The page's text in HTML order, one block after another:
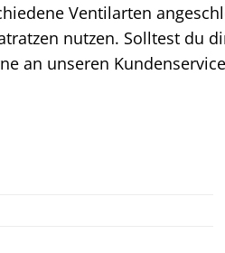
Ventilarten
nutzen. Solltest du
an unseren